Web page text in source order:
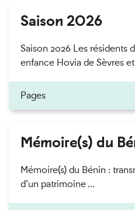
Saison 2026
Saison 2026 Les résidents
enfance Hovia de Sèvres et
Pages
Mémoire(s) du
Mémoire(s) du Bénin :
d’un patrimoine ...